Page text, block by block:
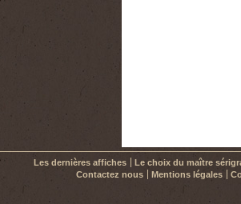
Les dernières affiches
Le choix du maître
Contactez nous
Mentions légales